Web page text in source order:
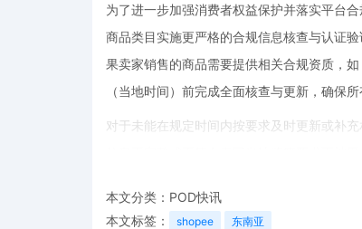
为了进一步加强消费者权益保护并落实平台
商品类目实施更严格的合规信息核查与认证
果卖家销售的商品需要提供相关合规资质，
（当地时间）前完成全面核查与更新，确保
对于未能在规定时间内按要求及时更新或补
信息不完整或不符合泰国当地监管要求而被
誉。
本文分类： POD快讯
本文标签：
shopee 东南亚